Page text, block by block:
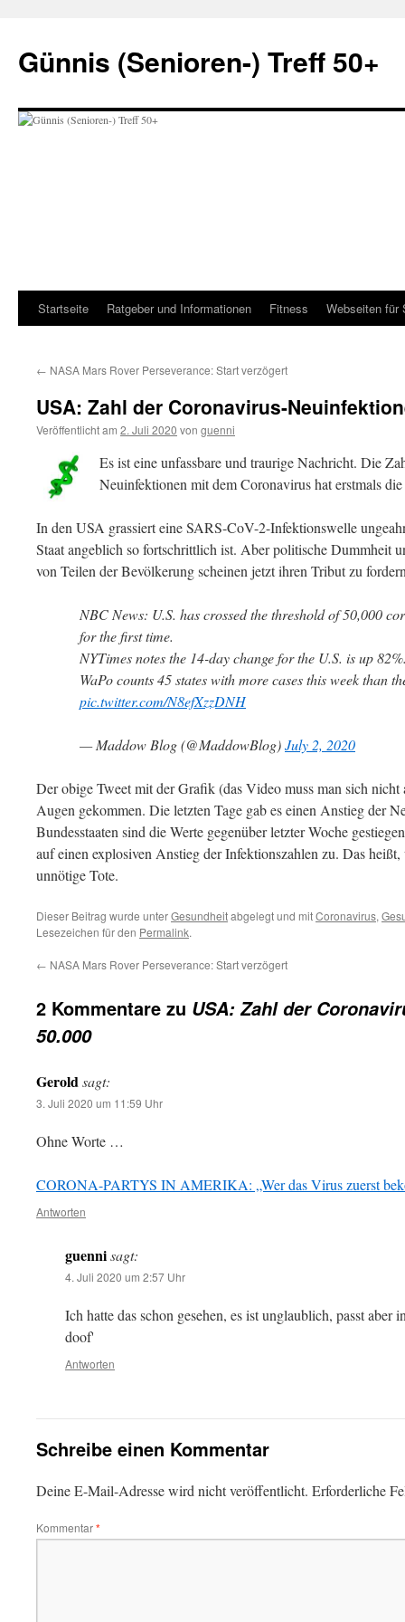
springen
Günnis (Senioren-) Treff 50+
Startseite Ratgeber und Informationen Fitness Webseiten für
← NASA Mars Rover Perseverance: Start verzögert
USA: Zahl der Coronavirus-
Veröffentlicht am 2. Juli 2020 von guenni
Es ist eine unfassbare und traurige Nachricht. Die
Neuinfektionen mit dem Coronavirus hat erstmals
In den USA grassiert eine SARS-CoV-2-Infektionswelle
Staat angeblich so fortschrittlich ist. Aber politische Dummheit
von Teilen der Bevölkerung scheinen jetzt ihren Tribut zu
NBC News: U.S. has crossed the threshold of 50,000
for the first time.
NYTimes notes the 14-day change for the U.S. is up
WaPo counts 45 states with more cases this week than
pic.twitter.com/N8efXzzDNH
— Maddow Blog (@MaddowBlog)July 2, 2020
Der obige Tweet mit der Grafik (das Video muss man sich nicht
Augen gekommen. Die letzten Tage gab es einen Anstieg der
Bundesstaaten sind die Werte gegenüber letzter Woche
auf einen explosiven Anstieg der Infektionszahlen zu. Das
unnötige Tote.
Dieser Beitrag wurde unterGesundheitabgelegt und mitCoronavirus,
Lesezeichen für den Permalink.
← NASA Mars Rover Perseverance: Start verzögert
2 Kommentare zu USA: Zahl der
50.000
Geroldsagt:
3. Juli 2020 um 11:59 Uhr
Ohne Worte …
CORONA-PARTYS IN AMERIKA: „Wer das Virus zuerst
Antworten
guennisagt:
4. Juli 2020 um 2:57 Uhr
Ich hatte das schon gesehen, es ist unglaublich, passt aber
doof'
Antworten
Schreibe einen Kommentar
Deine E-Mail-Adresse wird nicht veröffentlicht. Erforderliche
Kommentar*